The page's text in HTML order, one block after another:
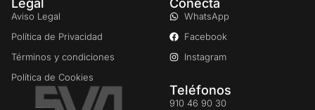
Legal
Aviso Legal
Política de Privacidad
Términos y condiciones
Política de Cookies
Conecta
WhatsApp
Facebook
Instagram
Teléfonos
910 46 90 30